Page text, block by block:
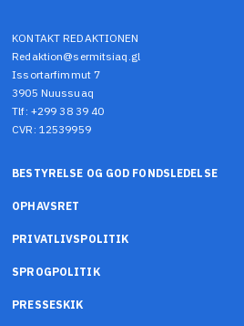
KONTAKT REDAKTIONEN
Redaktion@sermitsiaq.gl
Issortarfimmut 7
3905 Nuussuaq
Tlf: +299 38 39 40
CVR: 12539959
BESTYRELSE OG GOD FONDSLEDELSE
OPHAVSRET
PRIVATLIVSPOLITIK
SPROGPOLITIK
PRESSESKIK